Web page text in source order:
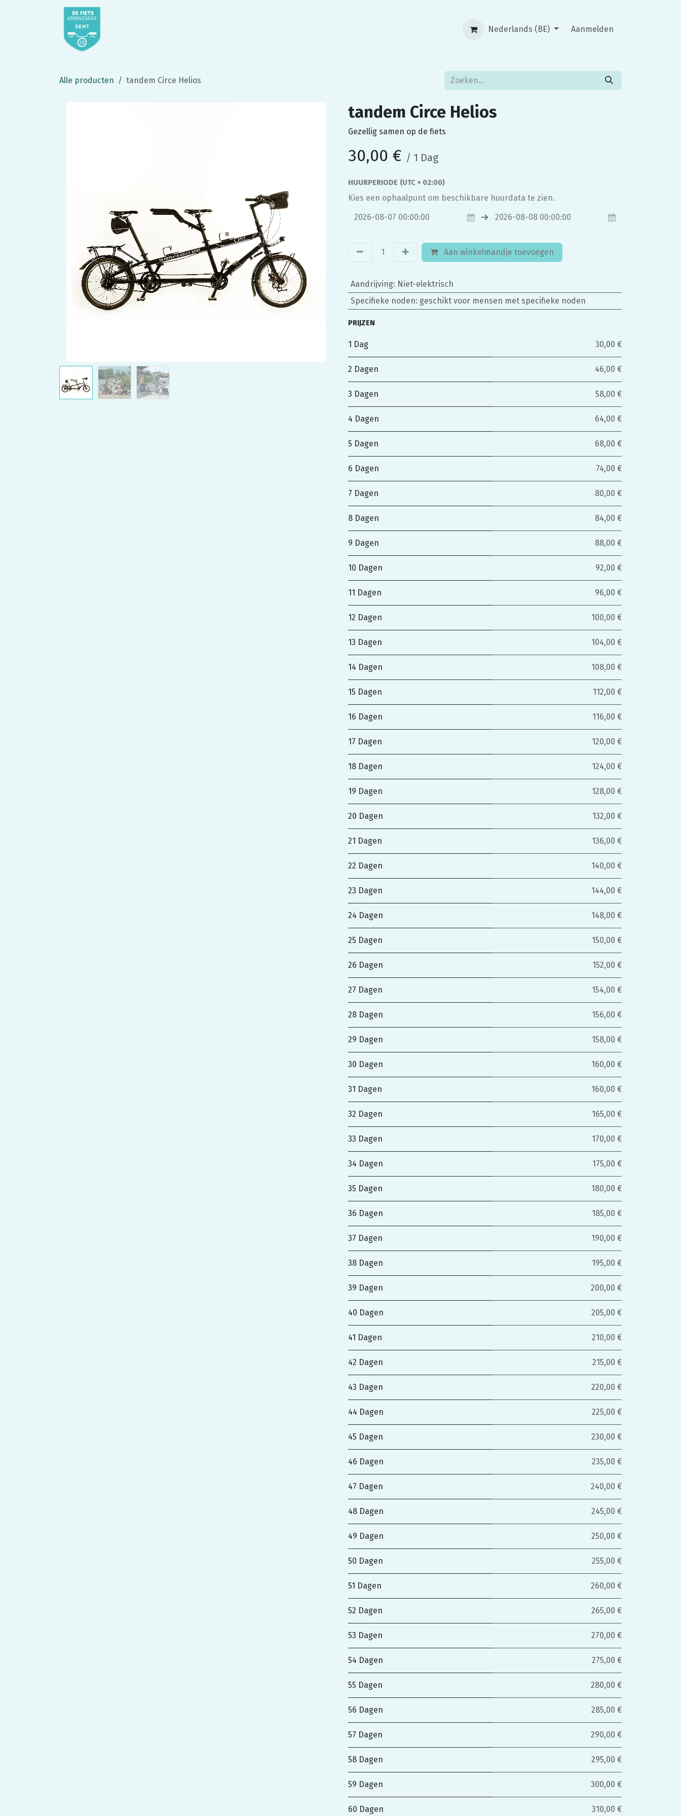
Overslaan naar inhoud
Nederlands (BE) Aanmelden
Alle producten tandem Circe Helios
tandem Circe Helios
Gezellig samen op de fiets
30,00 € / 1 Dag
HUURPERIODE (UTC + 02:00)
Kies een ophaalpunt om beschikbare huurdata te zien.
Aan winkelmandje toevoegen
Aandrijving: Niet-elektrisch
Specifieke noden: geschikt voor mensen met specifieke noden
PRIJZEN
1 Dag 30,00 €
2 Dagen 46,00 €
3 Dagen 58,00 €
4 Dagen 64,00 €
5 Dagen 68,00 €
6 Dagen 74,00 €
7 Dagen 80,00 €
8 Dagen 84,00 €
9 Dagen 88,00 €
10 Dagen 92,00 €
11 Dagen 96,00 €
12 Dagen 100,00 €
13 Dagen 104,00 €
14 Dagen 108,00 €
15 Dagen 112,00 €
16 Dagen 116,00 €
17 Dagen 120,00 €
18 Dagen 124,00 €
19 Dagen 128,00 €
20 Dagen 132,00 €
21 Dagen 136,00 €
22 Dagen 140,00 €
23 Dagen 144,00 €
24 Dagen 148,00 €
25 Dagen 150,00 €
26 Dagen 152,00 €
27 Dagen 154,00 €
28 Dagen 156,00 €
29 Dagen 158,00 €
30 Dagen 160,00 €
31 Dagen 160,00 €
32 Dagen 165,00 €
33 Dagen 170,00 €
34 Dagen 175,00 €
35 Dagen 180,00 €
36 Dagen 185,00 €
37 Dagen 190,00 €
38 Dagen 195,00 €
39 Dagen 200,00 €
40 Dagen 205,00 €
41 Dagen 210,00 €
42 Dagen 215,00 €
43 Dagen 220,00 €
44 Dagen 225,00 €
45 Dagen 230,00 €
46 Dagen 235,00 €
47 Dagen 240,00 €
48 Dagen 245,00 €
49 Dagen 250,00 €
50 Dagen 255,00 €
51 Dagen 260,00 €
52 Dagen 265,00 €
53 Dagen 270,00 €
54 Dagen 275,00 €
55 Dagen 280,00 €
56 Dagen 285,00 €
57 Dagen 290,00 €
58 Dagen 295,00 €
59 Dagen 300,00 €
60 Dagen 310,00 €